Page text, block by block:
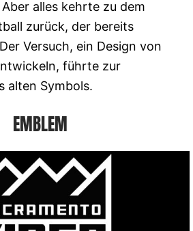
Aber alles kehrte zu dem
zurück, der bereits
Versuch, ein Design von
führte zur
alten Symbols.
EMBLEM